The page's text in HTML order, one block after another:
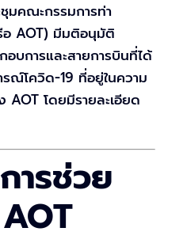
มคณะกรรมการท่า
อ AOT) มีมติอนุมัติ
อบการและสายการบินที่ได้
ณ์โควิด-19 ที่อยู่ในความ
โดยมีรายละเอียด
ารช่วย